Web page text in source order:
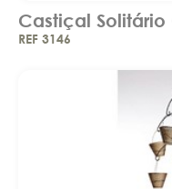
Castiçal
REF 3146